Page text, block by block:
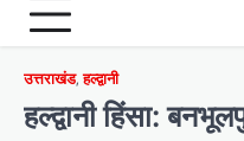
उत्तराखंड,हल्द्वानी
हल्द्वानी हिंसा: